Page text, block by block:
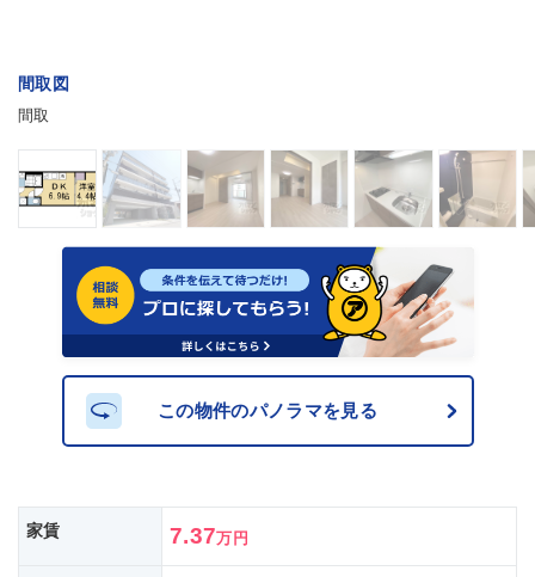
間取図
間取
この物件のパノラマを見る
家賃 7.37万円